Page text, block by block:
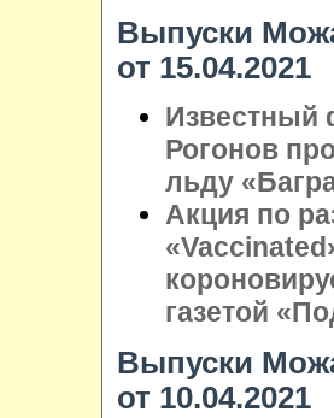
Выпуски
от 15.04.2021
Известный
Рогонов
льду
Акция по
газетой
Выпуски
от 10.04.2021